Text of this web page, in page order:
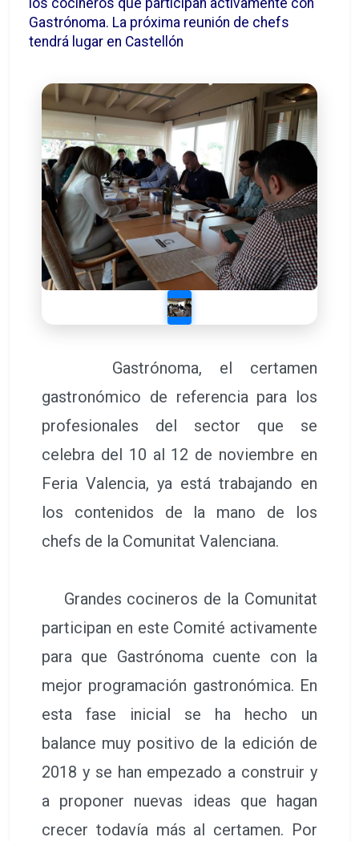
los cocineros que participan activamente con
Gastrónoma. La próxima reunión de chefs
tendrá lugar en Castellón
Gastrónoma, el certamen
gastronómico de referencia para los
profesionales del sector que se
celebra del 10 al 12 de noviembre en
Feria Valencia, ya está trabajando en
los contenidos de la mano de los
chefs de la Comunitat Valenciana.
Grandes cocineros de la Comunitat
participan en este Comité activamente
para que Gastrónoma cuente con la
mejor programación gastronómica. En
esta fase inicial se ha hecho un
balance muy positivo de la edición de
2018 y se han empezado a construir y
a proponer nuevas ideas que hagan
crecer todavía más al certamen. Por